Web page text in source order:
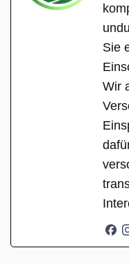
Sie
Wir